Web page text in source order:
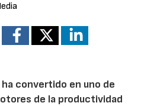
convertido en uno de
de la productividad